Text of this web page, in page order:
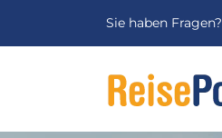
Sie haben Fragen?